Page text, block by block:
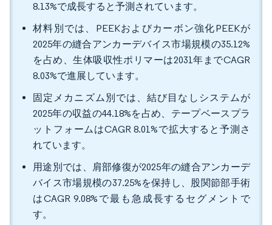
8.13%で成長すると予測されています。
材料別では、PEEKおよびカーボン強化PEEKが
2025年の縫合アンカーデバイス市場規模の35.12%
を占め、生体吸収性ポリマーは2031年までCAGR
8.03%で進展しています。
固定メカニズム別では、結び目なしシステムが
2025年の収益の44.18%を占め、テープベースプラ
ットフォームはCAGR 8.01%で拡大すると予測さ
れています。
用途別では、肩部修復が2025年の縫合アンカーデ
バイス市場規模の37.25%を保持し、股関節部手術
はCAGR 9.08%で最も急成長するセグメントで
す。